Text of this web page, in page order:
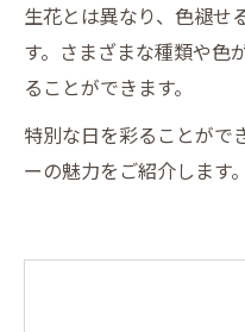
生花とは異なり、色褪せ
す。さまざまな種類や色
ることができます。
特別な日を彩ることがで
ーの魅力をご紹介します。